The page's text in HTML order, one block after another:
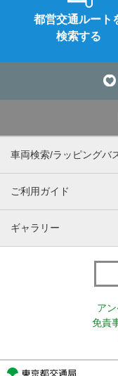
都営交通ルート
検索する
車両検索/ラッピングバ
ご利用ガイド
ギャラリー
ア
免責